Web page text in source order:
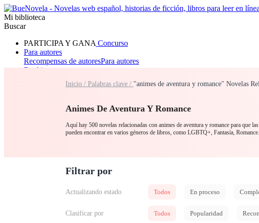
Mi biblioteca
Buscar
PARTICIPA Y GANA Concurso
Para autores
Recompensas de autoresPara autores
Ranking
RomanceHombre loboMafiaSistemaFantasíaUrbano
Inicio / Palabras clave / "animes de aventura y romance" Novelas
Animes De Aventura Y Romance
Aquí hay 500 novelas relacionadas con animes de aventura y romance para que
pueden encontrar en varios géneros de libros, como LGBTQ+, Fantasía,
Filtrar por
Actualizando estado Todos En proceso
Clasificar por Todos Popularidad